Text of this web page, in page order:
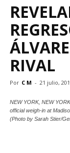
RIVAL
Por C M - 21 julio,
NEW YORK, NEW
official weigh-in at
(Photo by Sarah Stier/